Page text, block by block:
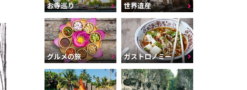
お寺巡り 世界遺産
グルメの旅 ガストロノミー